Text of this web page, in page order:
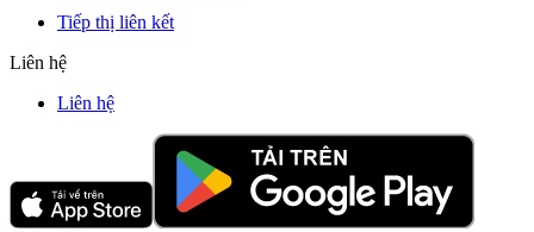
Tiếp thị liên kết
Liên hệ
Liên hệ